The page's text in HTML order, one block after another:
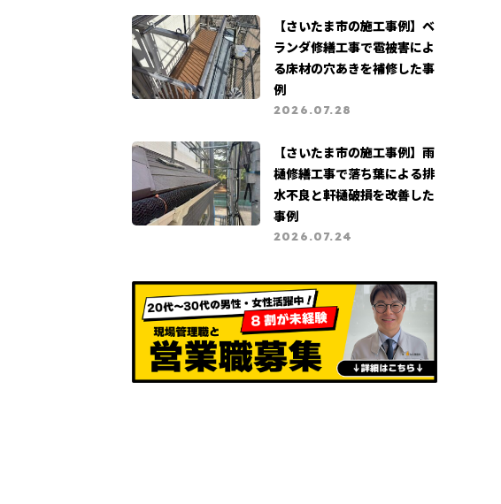
【さいたま市の施工事例】ベ
ランダ修繕工事で雹被害によ
る床材の穴あきを補修した事
例
2026.07.28
【さいたま市の施工事例】雨
樋修繕工事で落ち葉による排
水不良と軒樋破損を改善した
事例
2026.07.24